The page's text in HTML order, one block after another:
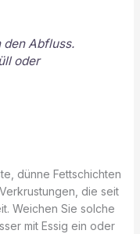
den Abfluss.
oder
dünne Fettschichten
die seit
Weichen Sie solche
mit Essig ein oder